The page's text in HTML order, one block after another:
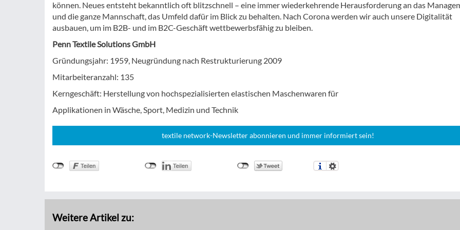
können. Neues entsteht bekanntlich oft blitzschnell – eine immer wiederkehrende Herausforderung an das
und die ganze Mannschaft, das Umfeld dafür im Blick zu behalten. Nach Corona werden wir auch unsere Digitalität
ausbauen, um im B2B- und im B2C-Geschäft wettbewerbsfähig zu bleiben.
Penn Textile Solutions GmbH
Gründungsjahr: 1959, Neugründung nach Restrukturierung 2009
Mitarbeiteranzahl: 135
Kerngeschäft: Herstellung von hochspezialisierten elastischen Maschenwaren für
Applikationen in Wäsche, Sport, Medizin und Technik
textile network-Newsletter abonnieren und immer informiert sein!
Weitere Artikel zu: